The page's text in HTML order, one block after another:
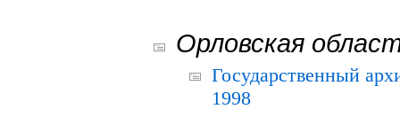
Орловская
Государственный
1998